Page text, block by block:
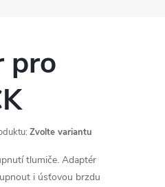
pro
Zvolte variantu
tlumiče. Adaptér
i úsťovou brzdu